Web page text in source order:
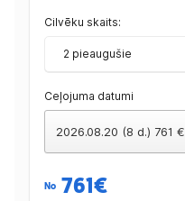
Cilvēku skaits:
2 pieaugušie
Ceļojuma datumi
2026.08.20 (8 d.) 761 €
No 761 €